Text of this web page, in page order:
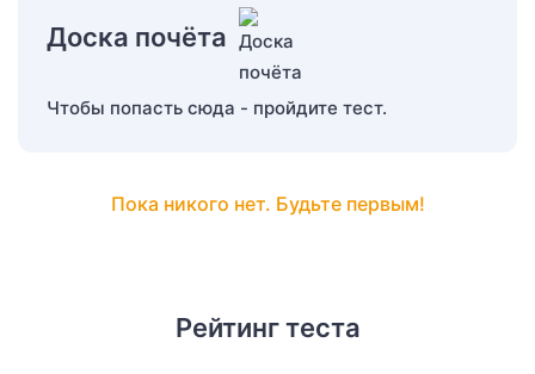
Доска почёта
Чтобы попасть сюда - пройдите тест.
Пока никого нет. Будьте первым!
Рейтинг теста